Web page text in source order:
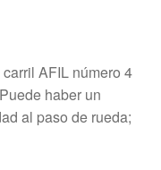
AFIL número 4
haber un
al paso de rueda;